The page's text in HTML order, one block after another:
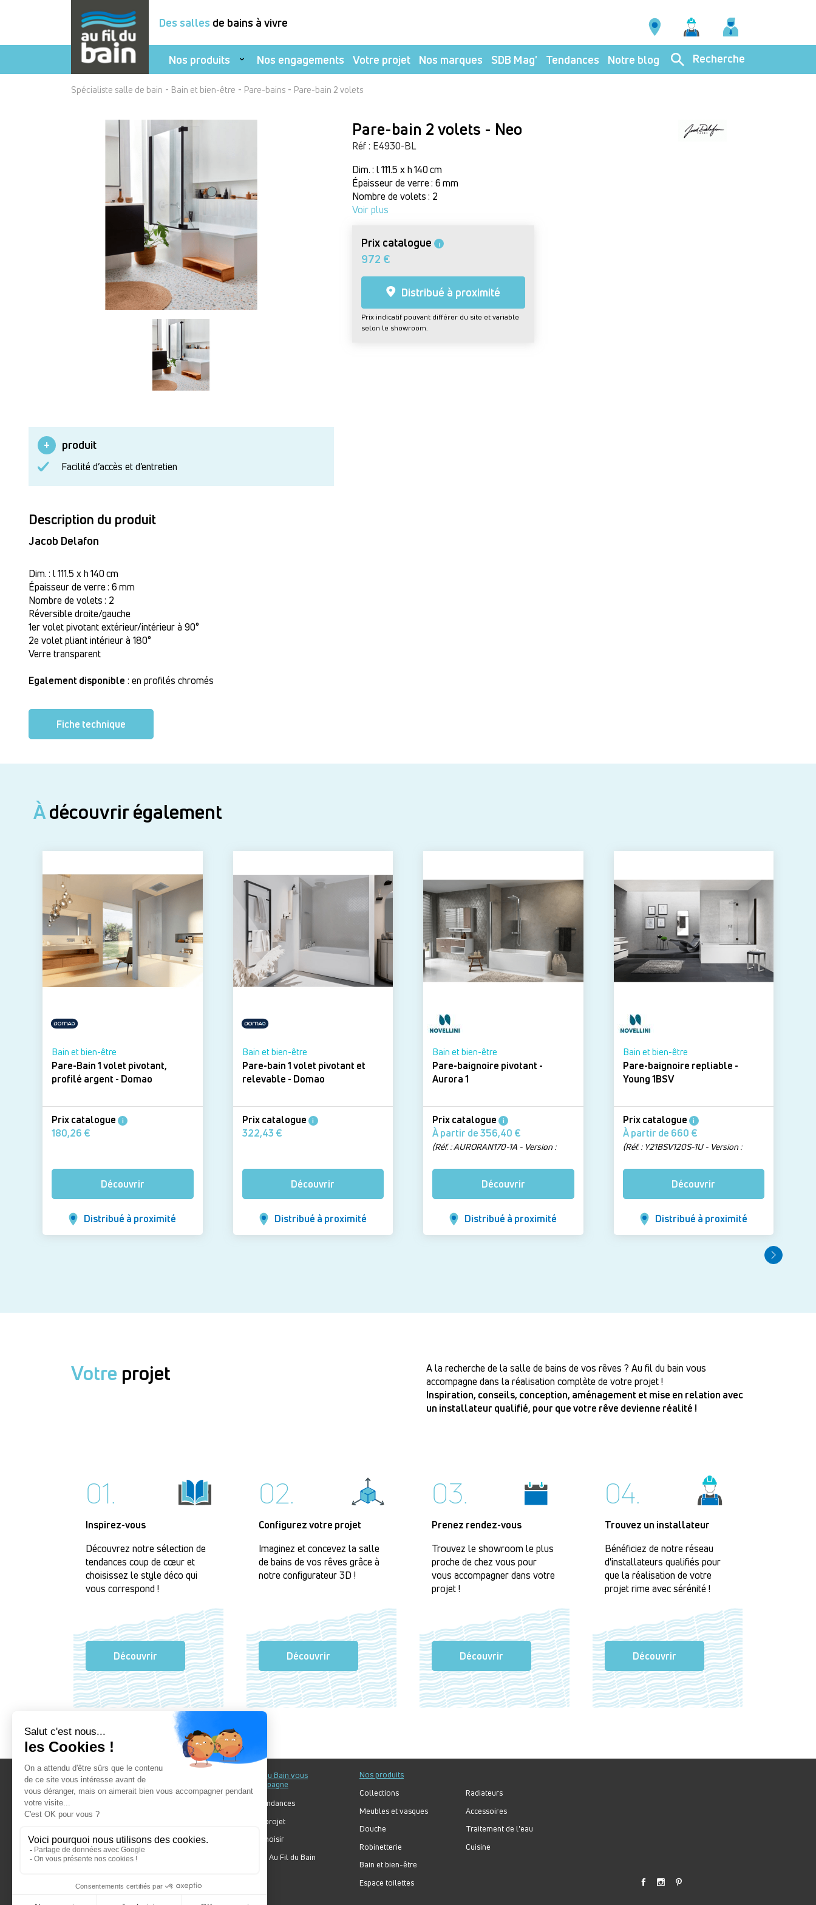
Des salles de bains à vivre
Nos produits Nos engagements Votre projet Nos marques SDB Mag' Tendances Notre blog Recherche
Spécialiste salle de bain - Bain et bien-être - Pare-bains - Pare-bain 2 volets
Pare-bain 2 volets - Neo
Réf : E4930-BL
Dim. : l 111.5 x h 140 cm
Épaisseur de verre : 6 mm
Nombre de volets : 2
Voir plus
Prix catalogue i
972 €
Distribué à proximité
Prix indicatif pouvant différer du site et variable
selon le showroom.
produit
Facilité d’accès et d’entretien
Description du produit
Jacob Delafon
Dim. : l 111.5 x h 140 cm
Épaisseur de verre : 6 mm
Nombre de volets : 2
Réversible droite/gauche
1er volet pivotant extérieur/intérieur à 90°
2e volet pliant intérieur à 180°
Verre transparent
Egalement disponible : en profilés chromés
Fiche technique
Àdécouvrir également
Bain et bien-être
Pare-Bain 1 volet pivotant,
profilé argent - Domao
Prix catalogue i
180,26 €
Découvrir
Distribué à proximité
Bain et bien-être
Pare-bain 1 volet pivotant et
relevable - Domao
Prix catalogue i
322,43 €
Découvrir
Distribué à proximité
Bain et bien-être
Pare-baignoire pivotant -
Aurora 1
Prix catalogue i
À partir de 356,40 €
(Réf. : AURORAN170-1A - Version :
transparent - Profilé Blanc brillant)
Découvrir
Distribué à proximité
Bain et bien-être
Pare-baignoire repliable -
Young 1BSV
Prix catalogue i
À partir de 660 €
(Réf. : Y21BSV120S-1U - Version :
transparent - Profilé Blanc mat)
Découvrir
Distribué à proximité
Votre projet
A la recherche de la salle de bains de vos rêves ? Au fil du bain vous
accompagne dans la réalisation complète de votre projet !
Inspiration, conseils, conception, aménagement et mise en relation avec
un installateur qualifié, pour que votre rêve devienne réalité !
01.
Inspirez-vous
Découvrez notre sélection de
tendances coup de cœur et
choisissez le style déco qui
vous correspond !
Découvrir
02.
Configurez votre projet
Imaginez et concevez la salle
de bains de vos rêves grâce à
notre configurateur 3D !
Découvrir
03.
Prenez rendez-vous
Trouvez le showroom le plus
proche de chez vous pour
vous accompagner dans votre
projet !
Découvrir
04.
Trouvez un installateur
Bénéficiez de notre réseau
d'installateurs qualifiés pour
que la réalisation de votre
projet rime avec sérénité !
Découvrir
Au fil du Bain
Nos showrooms
Nos engagements
Algorel
Au fil du Bain vous
accompagne
Nos tendances
Votre projet
Bien choisir
Forum Au Fil du Bain
Nos produits
Collections
Meubles et vasques
Douche
Robinetterie
Bain et bien-être
Espace toilettes
Radiateurs
Accessoires
Traitement de l'eau
Cuisine